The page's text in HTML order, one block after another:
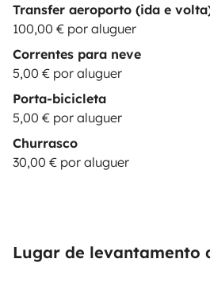
Transfer aeroporto (ida e
100,00 € por aluguer
Correntes para neve
5,00 € por aluguer
Porta-bicicleta
5,00 € por aluguer
Churrasco
30,00 € por aluguer
Lugar de levantamento